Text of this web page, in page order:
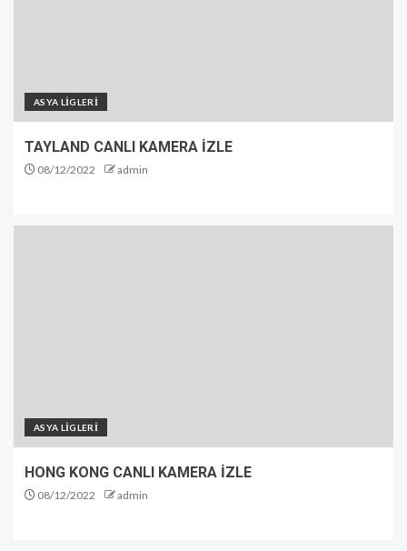
ASYA LİGLERİ
TAYLAND CANLI KAMERA İZLE
08/12/2022 admin
ASYA LİGLERİ
HONG KONG CANLI KAMERA İZLE
08/12/2022 admin